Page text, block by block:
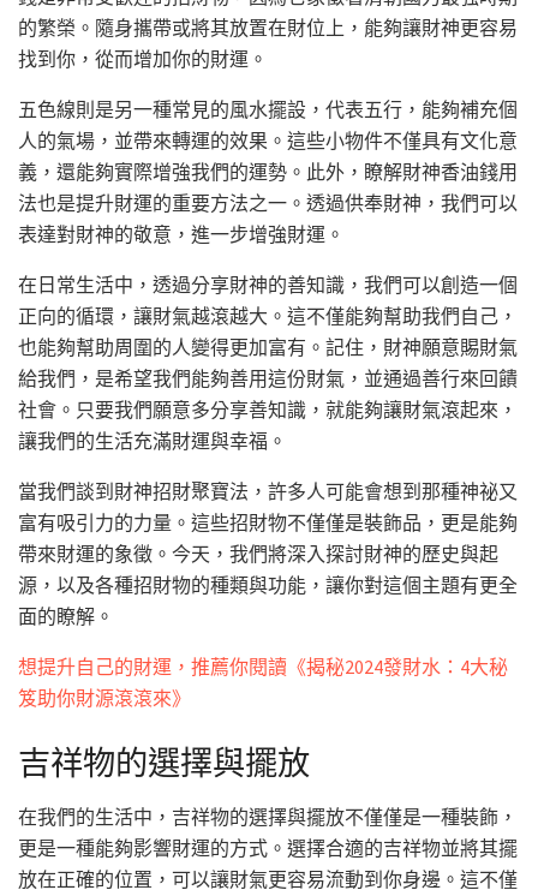
的繁榮。隨身攜帶或將其放置在財位上，能夠讓財神更容易
找到你，從而增加你的財運。
五色線則是另一種常見的風水擺設，代表五行，能夠補充個
人的氣場，並帶來轉運的效果。這些小物件不僅具有文化意
義，還能夠實際增強我們的運勢。此外，瞭解財神香油錢用
法也是提升財運的重要方法之一。透過供奉財神，我們可以
表達對財神的敬意，進一步增強財運。
在日常生活中，透過分享財神的善知識，我們可以創造一個
正向的循環，讓財氣越滾越大。這不僅能夠幫助我們自己，
也能夠幫助周圍的人變得更加富有。記住，財神願意賜財氣
給我們，是希望我們能夠善用這份財氣，並通過善行來回饋
社會。只要我們願意多分享善知識，就能夠讓財氣滾起來，
讓我們的生活充滿財運與幸福。
當我們談到財神招財聚寶法，許多人可能會想到那種神祕又
富有吸引力的力量。這些招財物不僅僅是裝飾品，更是能夠
帶來財運的象徵。今天，我們將深入探討財神的歷史與起
源，以及各種招財物的種類與功能，讓你對這個主題有更全
面的瞭解。
想提升自己的財運，推薦你閱讀《揭秘2024發財水：4大秘
笈助你財源滾滾來》
吉祥物的選擇與擺放
在我們的生活中，吉祥物的選擇與擺放不僅僅是一種裝飾，
更是一種能夠影響財運的方式。選擇合適的吉祥物並將其擺
放在正確的位置，可以讓財氣更容易流動到你身邊。這不僅